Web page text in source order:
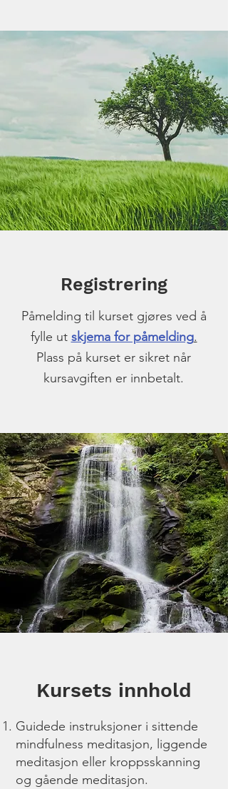
Registrering
Påmelding til kurset gjøres ved å
fylle ut skjema for påmelding.
Plass på kurset er sikret når
kursavgiften er innbetalt.
Kursets innhold
Guidede instruksjoner i sittende
mindfulness meditasjon, liggende
meditasjon eller kroppsskanning
og gående meditasjon.